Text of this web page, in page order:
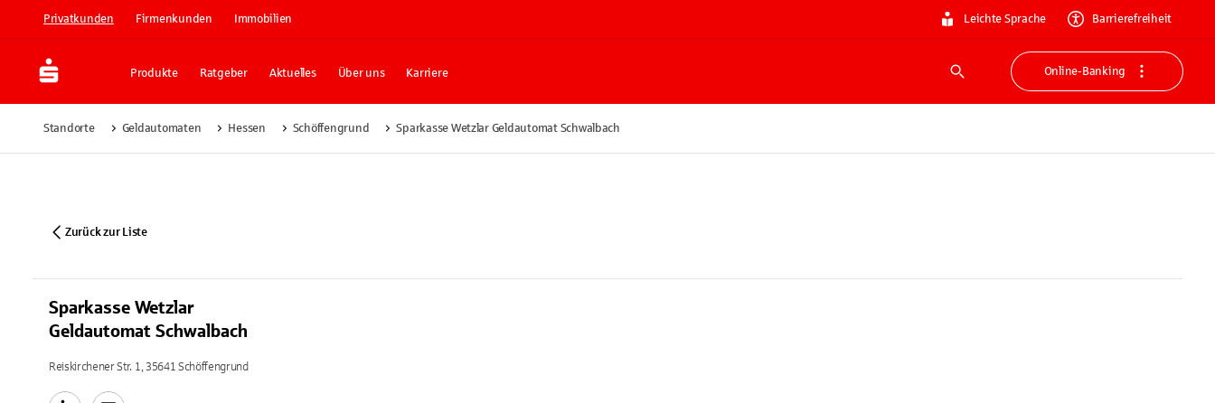
Privatkunden Firmenkunden Immobilien Leichte Sprache Barrierefreiheit
Produkte Ratgeber Aktuelles Über uns Karriere
Suche
Online-Banking
Standorte Geldautomaten Hessen Schöffengrund Sparkasse Wetzlar Geldautomat Schwalbach
Zurück zur Liste
Sparkasse Wetzlar
Geldautomat Schwalbach
Reiskirchener Str. 1, 35641 Schöffengrund